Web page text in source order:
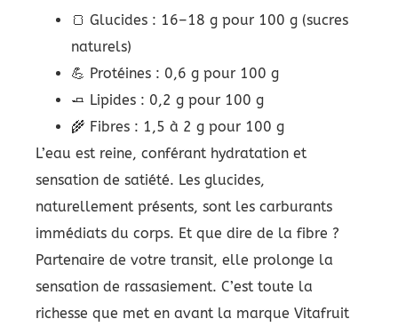
🍞 Glucides : 16–18 g pour 100 g (sucres
naturels)
💪 Protéines : 0,6 g pour 100 g
🧈 Lipides : 0,2 g pour 100 g
🌾 Fibres : 1,5 à 2 g pour 100 g
L’eau est reine, conférant hydratation et
sensation de satiété. Les glucides,
naturellement présents, sont les carburants
immédiats du corps. Et que dire de la fibre ?
Partenaire de votre transit, elle prolonge la
sensation de rassasiement. C’est toute la
richesse que met en avant la marque Vitafruit